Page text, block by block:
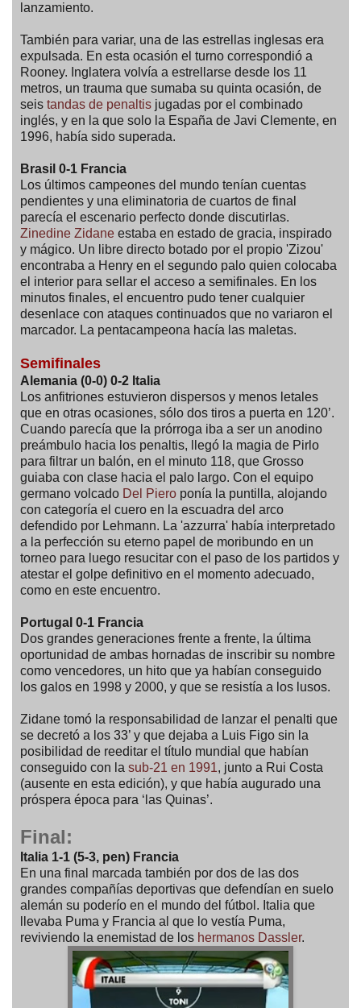
lanzamiento.
También para variar, una de las estrellas inglesas era
expulsada. En esta ocasión el turno correspondió a
Rooney. Inglatera volvía a estrellarse desde los 11
metros, un trauma que sumaba su quinta ocasión, de
seis tandas de penaltis jugadas por el combinado
inglés, y en la que solo la España de Javi Clemente, en
1996, había sido superada.
Brasil 0-1 Francia
Los últimos campeones del mundo tenían cuentas
pendientes y una eliminatoria de cuartos de final
parecía el escenario perfecto donde discutirlas.
Zinedine Zidane estaba en estado de gracia, inspirado
y mágico. Un libre directo botado por el propio 'Zizou'
encontraba a Henry en el segundo palo quien colocaba
el interior para sellar el acceso a semifinales. En los
minutos finales, el encuentro pudo tener cualquier
desenlace con ataques continuados que no variaron el
marcador. La pentacampeona hacía las maletas.
Semifinales
Alemania (0-0) 0-2 Italia
Los anfitriones estuvieron dispersos y menos letales
que en otras ocasiones, sólo dos tiros a puerta en 120’.
Cuando parecía que la prórroga iba a ser un anodino
preámbulo hacia los penaltis, llegó la magia de Pirlo
para filtrar un balón, en el minuto 118, que Grosso
guiaba con clase hacia el palo largo. Con el equipo
germano volcado Del Piero ponía la puntilla, alojando
con categoría el cuero en la escuadra del arco
defendido por Lehmann. La 'azzurra' había interpretado
a la perfección su eterno papel de moribundo en un
torneo para luego resucitar con el paso de los partidos y
atestar el golpe definitivo en el momento adecuado,
como en este encuentro.
Portugal 0-1 Francia
Dos grandes generaciones frente a frente, la última
oportunidad de ambas hornadas de inscribir su nombre
como vencedores, un hito que ya habían conseguido
los galos en 1998 y 2000, y que se resistía a los lusos.
Zidane tomó la responsabilidad de lanzar el penalti que
se decretó a los 33’ y que dejaba a Luis Figo sin la
posibilidad de reeditar el título mundial que habían
conseguido con la sub-21 en 1991, junto a Rui Costa
(ausente en esta edición), y que había augurado una
próspera época para ‘las Quinas’.
Final:
Italia 1-1 (5-3, pen) Francia
En una final marcada también por dos de las dos
grandes compañías deportivas que defendían en suelo
alemán su poderío en el mundo del fútbol. Italia que
llevaba Puma y Francia al que lo vestía Puma,
reviviendo la enemistad de los hermanos Dassler.